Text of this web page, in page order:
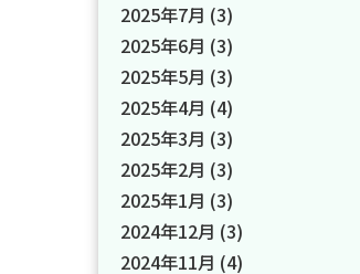
2025年7月 (3)
2025年6月 (3)
2025年5月 (3)
2025年4月 (4)
2025年3月 (3)
2025年2月 (3)
2025年1月 (3)
2024年12月 (3)
2024年11月 (4)